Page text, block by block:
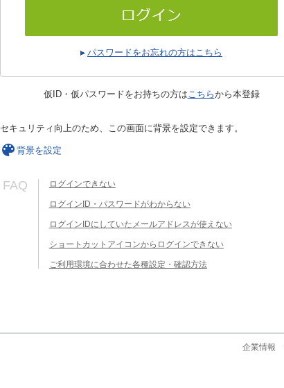
パスワードをお忘れの方はこちら
仮ID・仮パスワードをお持ちの方はこちらから本登録
セキュリティ向上のため、この画面に背景を設定できます。
背景を設定
FAQ ログインできない
ログインID・パスワードがわからない
ログインIDにしていたメールアドレスが使えない
ショートカットアイコンからログインできない
ご利用環境に合わせた各種設定・確認方法
企業情報